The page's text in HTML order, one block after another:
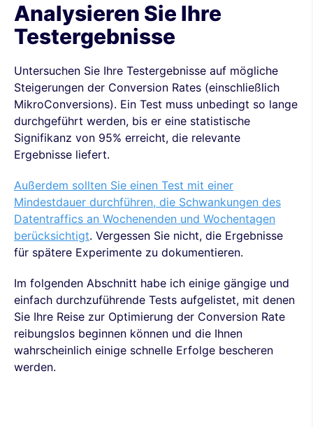
Analysieren Sie Ihre
Testergebnisse
Untersuchen Sie Ihre Testergebnisse auf mögliche
Steigerungen der Conversion Rates (einschließlich
MikroConversions). Ein Test muss unbedingt so lange
durchgeführt werden, bis er eine statistische
Signifikanz von 95% erreicht, die relevante
Ergebnisse liefert.
Außerdem sollten Sie einen Test mit einer
Mindestdauer durchführen, die Schwankungen des
Datentraffics an Wochenenden und Wochentagen
berücksichtigt. Vergessen Sie nicht, die Ergebnisse
für spätere Experimente zu dokumentieren.
Im folgenden Abschnitt habe ich einige gängige und
einfach durchzuführende Tests aufgelistet, mit denen
Sie Ihre Reise zur Optimierung der Conversion Rate
reibungslos beginnen können und die Ihnen
wahrscheinlich einige schnelle Erfolge bescheren
werden.